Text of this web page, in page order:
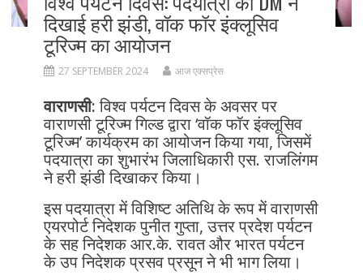
दिखाई हरी झंडी, वॉक फॉर इंक्लूसिव
टूरिज्म का आयोजन
27 SEPTEMBER 2024 आज एक्सप्रेस
वाराणसी:विश्व पर्यटन दिवस के अवसर पर
वाराणसी टूरिज्म गिल्ड द्वारा ‘वॉक फॉर इंक्लूसिव
टूरिज्म’ कार्यक्रम का आयोजन किया गया, जिसमें
पदयात्रा का शुभारंभ जिलाधिकारी एस. राजलिंगम
ने हरी झंडी दिखाकर किया।
इस पदयात्रा में विशिष्ट अतिथि के रूप में वाराणसी
एयरपोर्ट निदेशक पुनीत गुप्ता, उत्तर प्रदेश पर्यटन
के सह निदेशक आर.के. रावत और भारत पर्यटन
के उप निदेशक प्रसव प्रसून ने भी भाग लिया।